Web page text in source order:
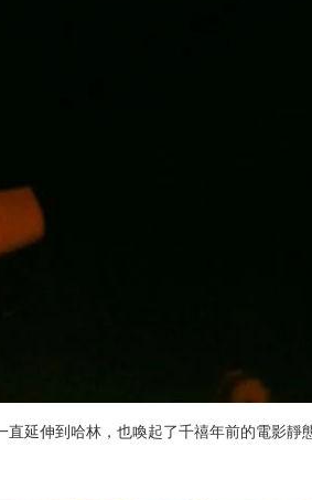
延伸到哈林，也喚起了千禧年前的電影